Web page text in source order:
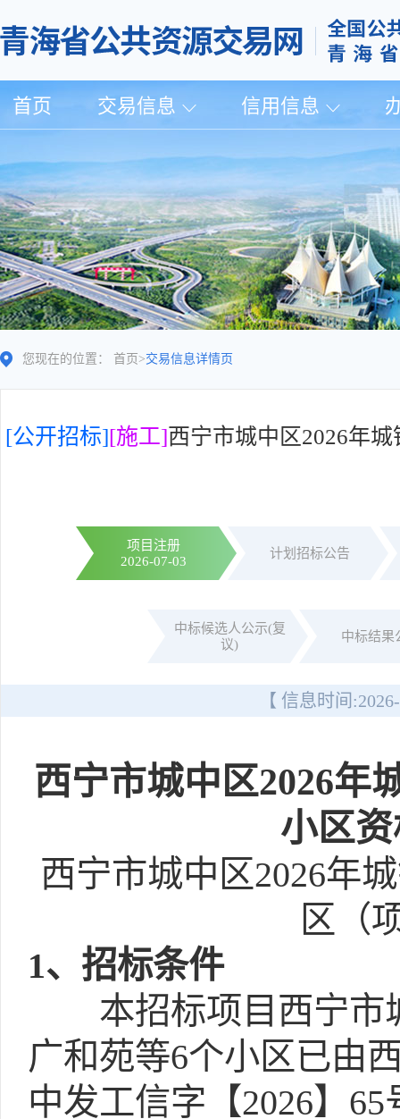
首页 交易信息 信用信息
您现在的位置： 首页 >交易信息详情页
[公开招标][施工]西宁市城中区2026年
项目注册
2026-07-03
计划招标公告
中标候选人公示(复
议)
中标结果
【 信息时间:
西宁市城中区2026年
小区
西宁市城中区2026年
区（
1、招标条件
本招标项目西宁市
广和苑等6个小区已由
中发工信字【2026】